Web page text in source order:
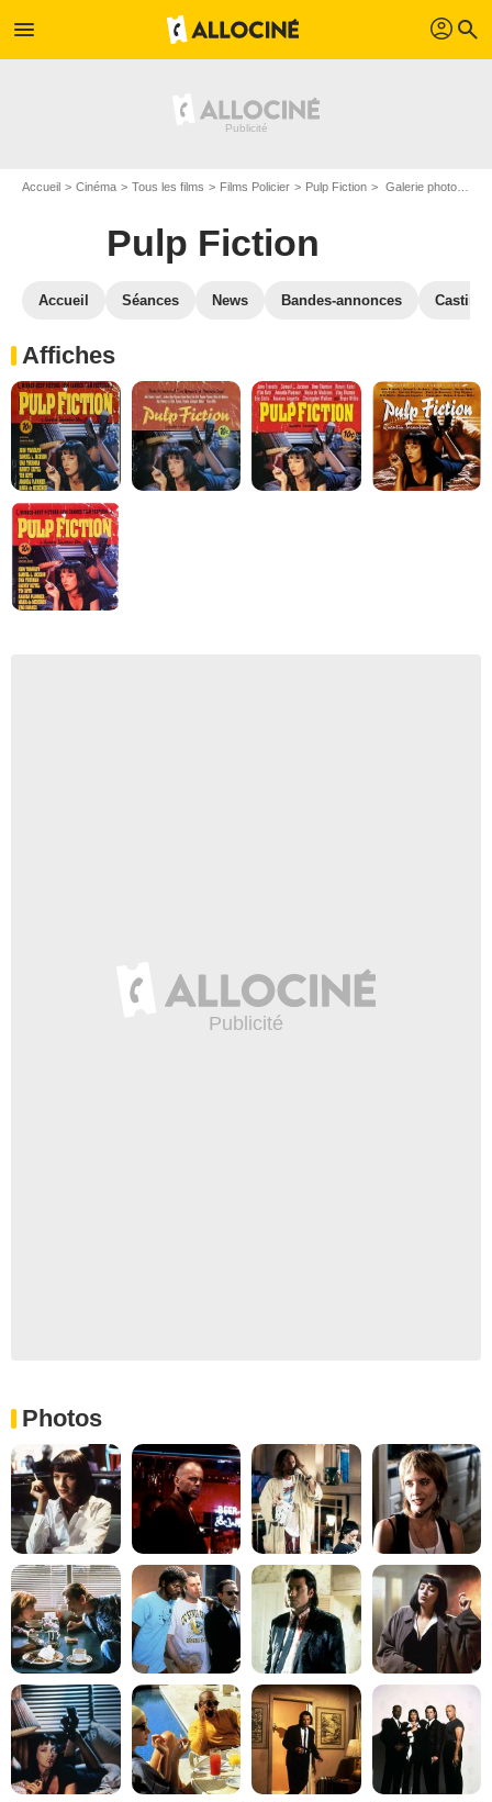
menu profil search
Accueil Cinéma Tous les films Films Policier Pulp Fiction Galerie photos du film Pulp Fiction
Pulp Fiction
Accueil Séances News Bandes-annonces Casting
Affiches
Photos